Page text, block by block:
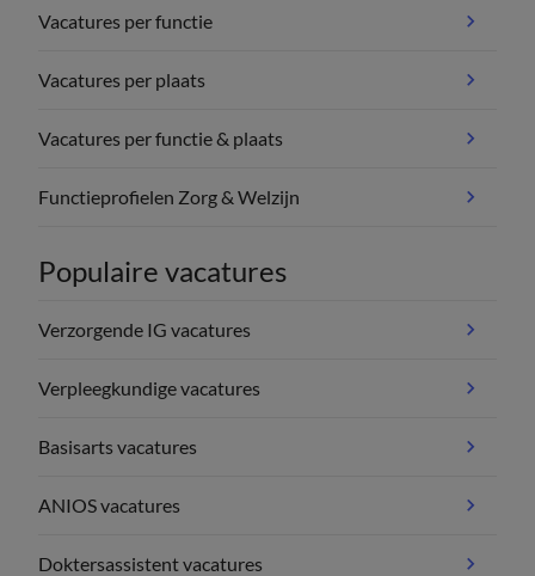
Vacatures per functie
Vacatures per plaats
Vacatures per functie & plaats
Functieprofielen Zorg & Welzijn
Populaire vacatures
Verzorgende IG vacatures
Verpleegkundige vacatures
Basisarts vacatures
ANIOS vacatures
Doktersassistent vacatures